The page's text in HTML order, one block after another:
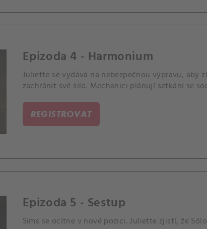
Epizoda 4 - Harmonium
Juliette se vydává na nebezpečnou výpravu, aby
zachránit své silo. Mechanici plánují setkání se
REGISTROVAT
Epizoda 5 - Sestup
Sims se ocitne v nové pozici. Juliette zjistí, že